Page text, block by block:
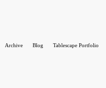
Archive Blog Tablescape Portfolio